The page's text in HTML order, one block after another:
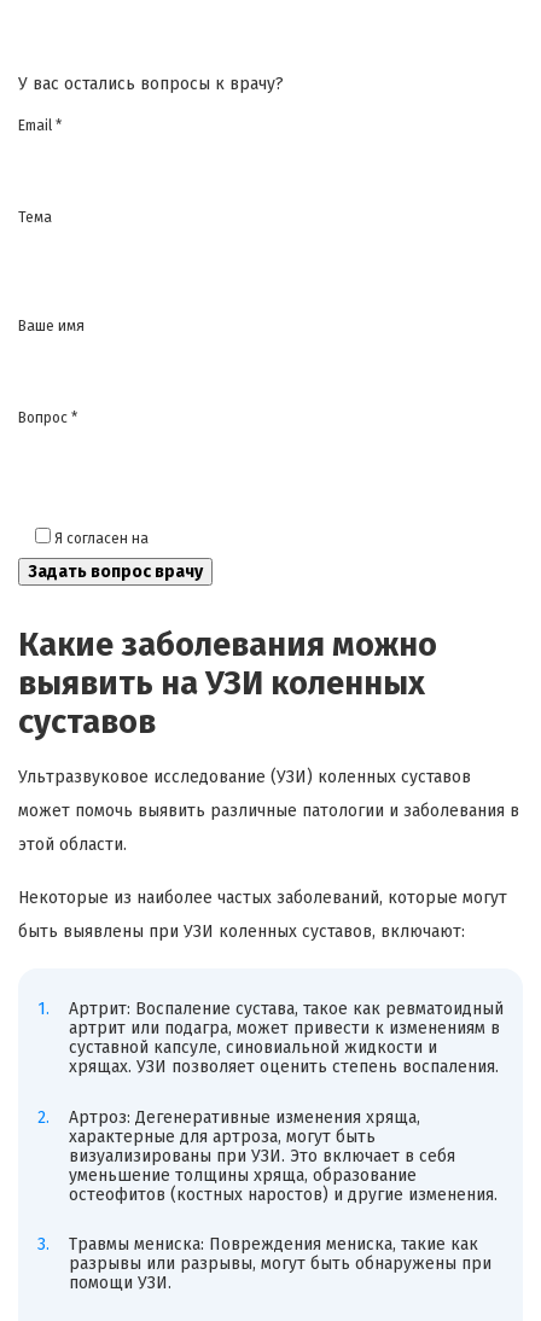
У вас остались вопросы к врачу?
Email *
Тема
Ваше имя
Вопрос *
Я согласен на
Какие заболевания можно
выявить на УЗИ коленных
суставов
Ультразвуковое исследование (УЗИ) коленных суставов
может помочь выявить различные патологии и заболевания в
этой области.
Некоторые из наиболее частых заболеваний, которые могут
быть выявлены при УЗИ коленных суставов, включают:
Артрит: Воспаление сустава, такое как ревматоидный
артрит или подагра, может привести к изменениям в
суставной капсуле, синовиальной жидкости и
хрящах. УЗИ позволяет оценить степень воспаления.
Артроз: Дегенеративные изменения хряща,
характерные для артроза, могут быть
визуализированы при УЗИ. Это включает в себя
уменьшение толщины хряща, образование
остеофитов (костных наростов) и другие изменения.
Травмы мениска: Повреждения мениска, такие как
разрывы или разрывы, могут быть обнаружены при
помощи УЗИ.